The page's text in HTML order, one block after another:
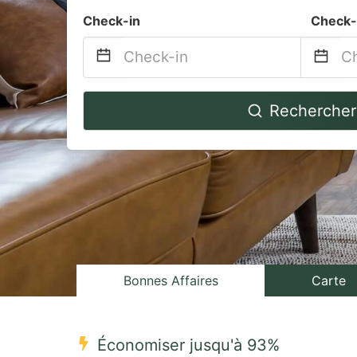
Check-in
Navigate
to
interact
with
select
Press
to
Rechercher
Bonnes Affaires Carte
Économiser jusqu'à 93%